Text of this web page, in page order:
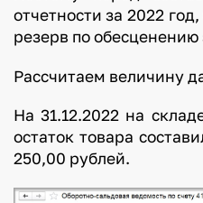
отчетности за 2022
резерв по обесценению
Рассчитаем величину
На 31.12.2022 на
остаток товара
250,00 рублей.